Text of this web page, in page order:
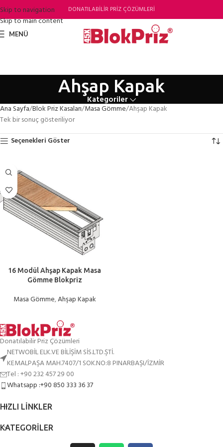
Skip to navigation
Skip to main content
DONATILABİLİR PRİZ ÇÖZÜMLERİ
MENÜ
Ahşap Kapak
Kategoriler
Ana Sayfa Blok Priz Kasaları Masa Gömme Ahşap Kapak
Tek bir sonuç gösteriliyor
Seçenekleri Göster
16 Modül Ahşap Kapak Masa
Gömme Blokpriz
Masa Gömme,Ahşap Kapak
Donatılabilir Priz Çözümleri
NETWOBİL ELK.VE BİLİŞİM SİS.LTD.ŞTİ.
KEMALPAŞA MAH.7407/1 SOK.NO:8 PINARBAŞI/İZMİR
Tel : +90 232 457 29 00
Whatsapp :+90 850 333 36 37
HIZLI LINKLER
KATEGORILER